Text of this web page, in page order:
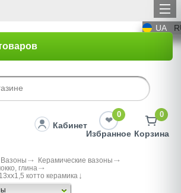
UA
Кабинет
0
Избранное
0
Корзина
Вазоны
Керамические вазоны
глина
котто керамика